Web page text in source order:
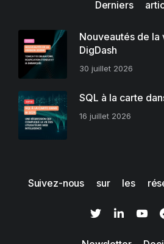
Derniers
Nouveautés de la
DigDash
30 juillet 2026
SQL à la carte
16 juillet 2026
Suivez-nous sur les